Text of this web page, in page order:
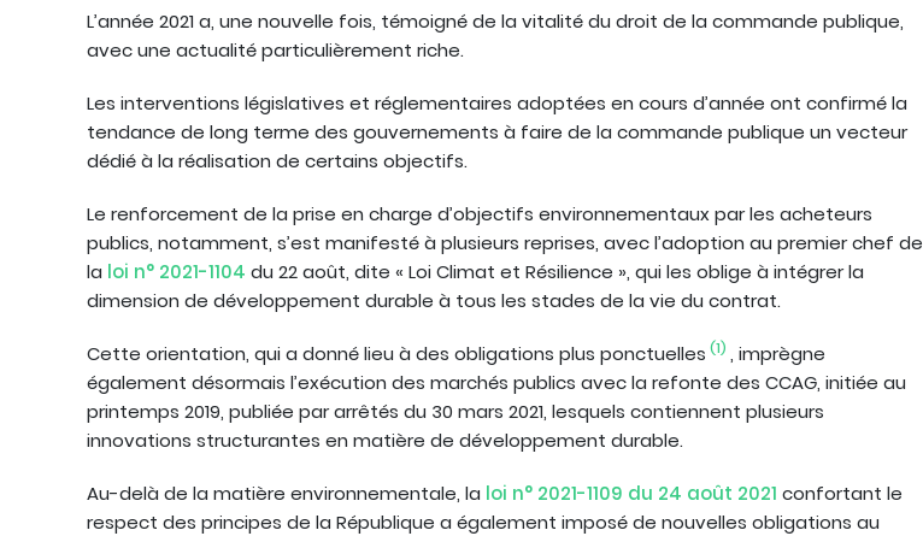
L’année 2021 a, une nouvelle fois, témoigné de la vitalité du droit de la commande publique,
avec une actualité particulièrement riche.
Les interventions législatives et réglementaires adoptées en cours d’année ont confirmé la
tendance de long terme des gouvernements à faire de la commande publique un vecteur
dédié à la réalisation de certains objectifs.
Le renforcement de la prise en charge d’objectifs environnementaux par les acheteurs
publics, notamment, s’est manifesté à plusieurs reprises, avec l’adoption au premier chef de
la loi n° 2021-1104 du 22 août, dite « Loi Climat et Résilience », qui les oblige à intégrer la
dimension de développement durable à tous les stades de la vie du contrat.
Cette orientation, qui a donné lieu à des obligations plus ponctuelles (1) , imprègne
également désormais l’exécution des marchés publics avec la refonte des CCAG, initiée au
printemps 2019, publiée par arrêtés du 30 mars 2021, lesquels contiennent plusieurs
innovations structurantes en matière de développement durable.
Au-delà de la matière environnementale, la loi n° 2021-1109 du 24 août 2021 confortant le
respect des principes de la République a également imposé de nouvelles obligations au